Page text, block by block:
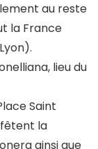
au reste
la France
lieu du
Saint
la
ainsi que